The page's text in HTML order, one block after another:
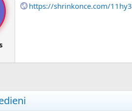
https://shrinkonce.com/11hy3